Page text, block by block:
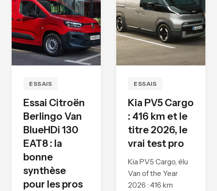
ESSAIS
Essai Citroën
Berlingo Van
BlueHDi 130
EAT8 : la
bonne
synthèse
pour les pros
ESSAIS
Kia PV5 Cargo
: 416 km et le
titre 2026, le
vrai test pro
Kia PV5 Cargo, élu
Van of the Year
2026 : 416 km